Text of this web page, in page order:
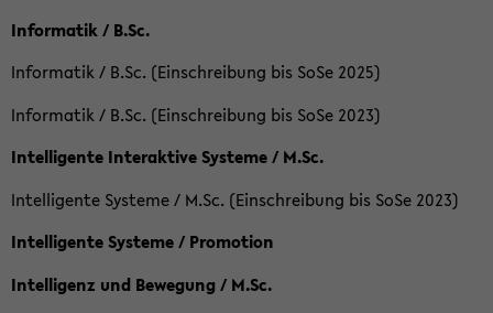
Informatik / B.Sc.
Informatik / B.Sc. (Einschreibung bis SoSe 2025)
Informatik / B.Sc. (Einschreibung bis SoSe 2023)
Intelligente Interaktive Systeme / M.Sc.
Intelligente Systeme / M.Sc. (Einschreibung bis SoSe 2023)
Intelligente Systeme / Promotion
Intelligenz und Bewegung / M.Sc.